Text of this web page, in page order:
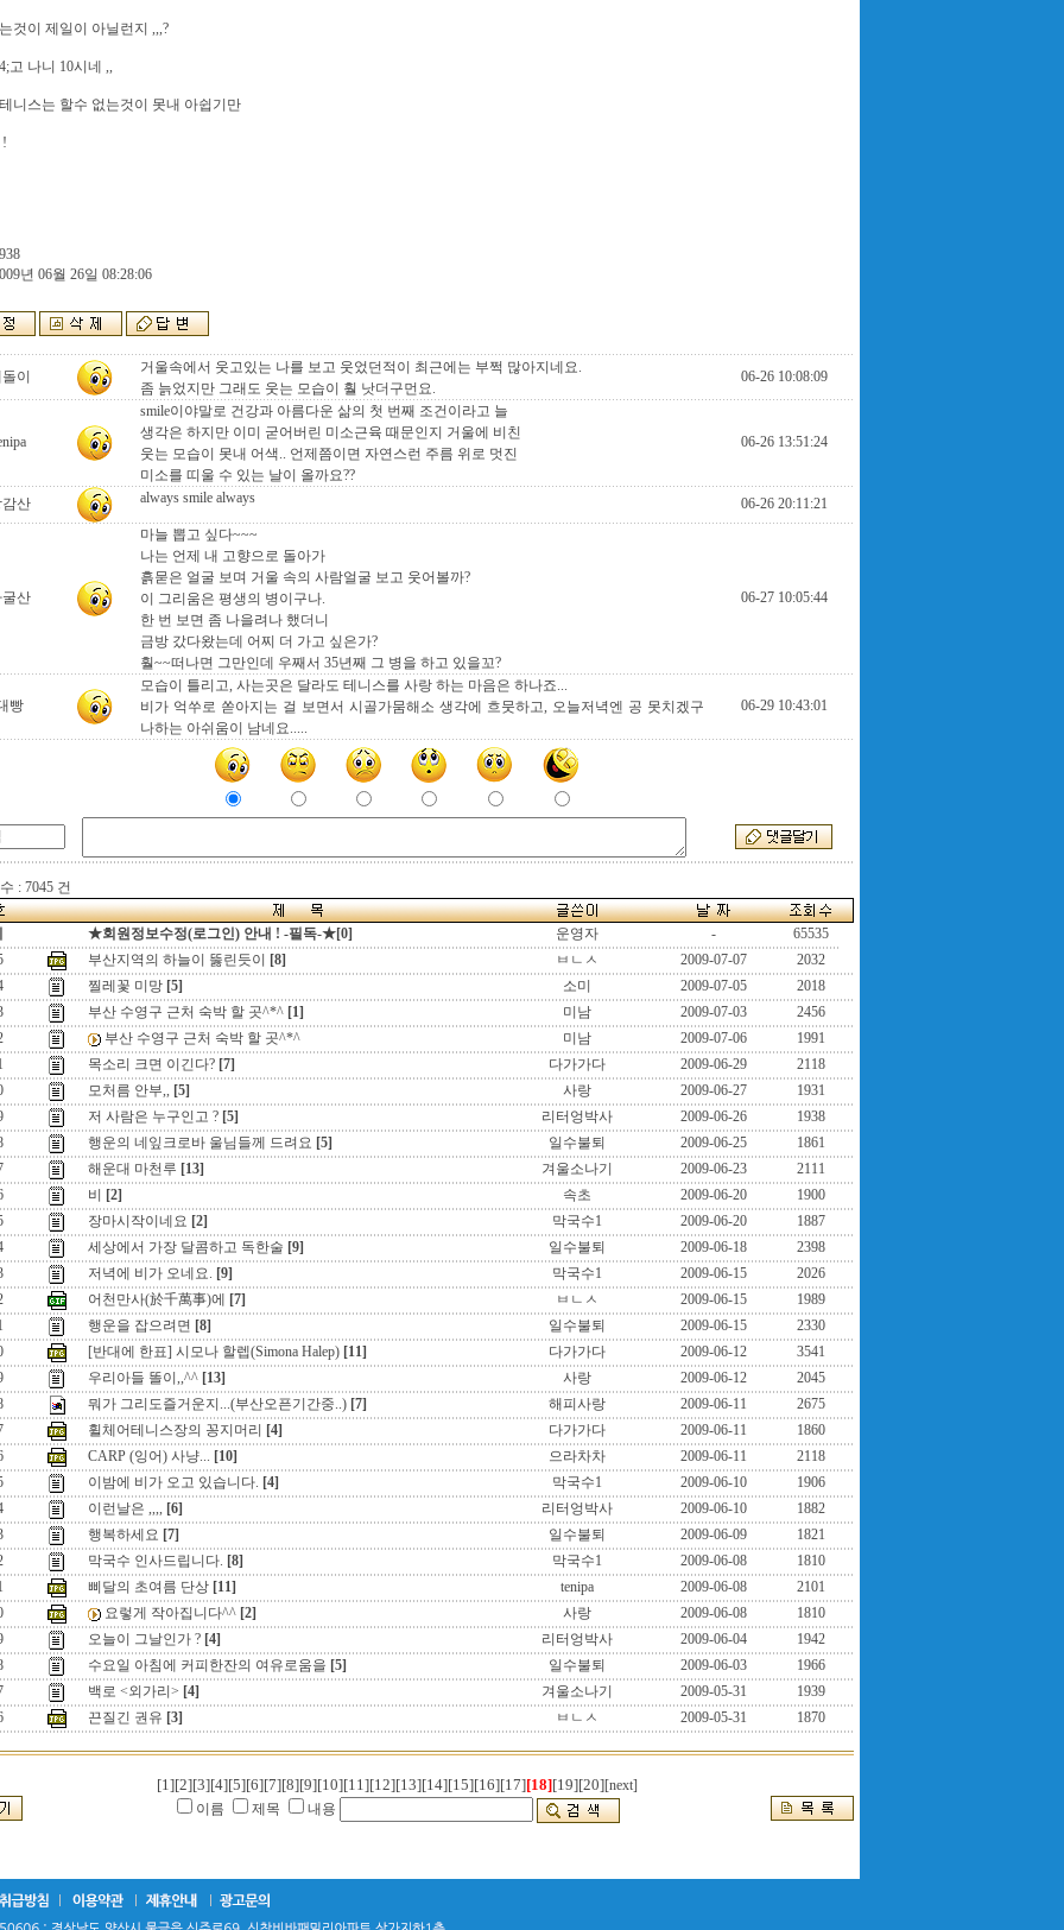
것이 제일이 아닐런지 ,,,?
고 나니 10시네 ,,
니스는 할수 없는것이 못내 아쉽기만
년 06월 26일 08:28:06
이
거울속에서 웃고있는 나를 보고 웃었던적이 최근에는 부쩍 많아지네요.
좀 늙었지만 그래도 웃는 모습이 훨 낫더구먼요.
06-26 10:08:09
smile이야말로 건강과 아름다운 삶의 첫 번째 조건이라고 늘
생각은 하지만 이미 굳어버린 미소근육 때문인지 거울에 비친
웃는 모습이 못내 어색.. 언제쯤이면 자연스런 주름 위로 멋진
미소를 띠울 수 있는 날이 올까요??
06-26 13:51:24
산 always smile always 06-26 20:11:21
산
마늘 뽑고 싶다~~~
나는 언제 내 고향으로 돌아가
흙묻은 얼굴 보며 거울 속의 사람얼굴 보고 웃어볼까?
이 그리움은 평생의 병이구나.
한 번 보면 좀 나을려나 했더니
금방 갔다왔는데 어찌 더 가고 싶은가?
훨~~떠나면 그만인데 우째서 35년째 그 병을 하고 있을꼬?
06-27 10:05:44
빵
모습이 틀리고, 사는곳은 달라도 테니스를 사랑 하는 마음은 하나죠...
비가 억쑤로 쏟아지는 걸 보면서 시골가뭄해소 생각에 흐뭇하고, 오늘저녁엔 공 못치겠구
나하는 아쉬움이 남네요.....
06-29 10:43:01
: 7045 건
★회원정보수정(로그인) 안내 ! -필독-★[0] 운영자 -
65535
부산지역의 하늘이 뚫린듯이 [8] ㅂㄴㅅ 2009-07-07
2032
찔레꽃 미망 [5] 소미 2009-07-05
2018
부산 수영구 근처 숙박 할 곳^*^ [1] 미남 2009-07-03
2456
부산 수영구 근처 숙박 할 곳^*^ 미남 2009-07-06
1991
목소리 크면 이긴다? [7] 다가가다 2009-06-29
2118
모처름 안부,, [5] 사랑 2009-06-27
1931
저 사람은 누구인고 ? [5] 리터엉박사 2009-06-26
1938
행운의 네잎크로바 울님들께 드려요 [5] 일수불퇴 2009-06-25
1861
해운대 마천루 [13] 겨울소나기 2009-06-23
2111
비 [2] 속초 2009-06-20
1900
장마시작이네요 [2] 막국수1 2009-06-20
1887
세상에서 가장 달콤하고 독한술 [9] 일수불퇴 2009-06-18
2398
저녁에 비가 오네요. [9] 막국수1 2009-06-15
2026
어천만사(於千萬事)에 [7] ㅂㄴㅅ 2009-06-15
1989
행운을 잡으려면 [8] 일수불퇴 2009-06-15
2330
[반대에 한표] 시모나 할렙(Simona Halep) [11] 다가가다 2009-06-12
3541
우리아들 똘이,,^^ [13] 사랑 2009-06-12
2045
뭐가 그리도즐거운지...(부산오픈기간중..) [7] 해피사랑 2009-06-11
2675
휠체어테니스장의 꽁지머리 [4] 다가가다 2009-06-11
1860
CARP (잉어) 사냥... [10] 으라차차 2009-06-11
2118
이밤에 비가 오고 있습니다. [4] 막국수1 2009-06-10
1906
이런날은 ,,,, [6] 리터엉박사 2009-06-10
1882
행복하세요 [7] 일수불퇴 2009-06-09
1821
막국수 인사드립니다. [8] 막국수1 2009-06-08
1810
삐달의 초여름 단상 [11] tenipa 2009-06-08
2101
요렇게 작아집니다^^ [2] 사랑 2009-06-08
1810
오늘이 그날인가 ? [4] 리터엉박사 2009-06-04
1942
수요일 아침에 커피한잔의 여유로움을 [5] 일수불퇴 2009-06-03
1966
백로 <외가리> [4] 겨울소나기 2009-05-31
1939
끈질긴 권유 [3] ㅂㄴㅅ 2009-05-31 1870
[1][2][3][4][5][6][7][8][9][10][11][12][13][14][15][16][17][18][19][20][next]
이름
제목 내용